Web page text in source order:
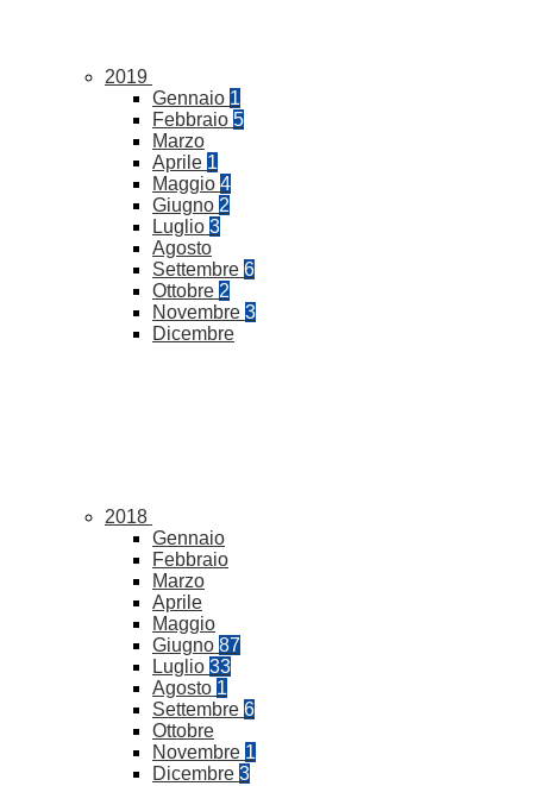
2019
Gennaio 1
Febbraio 5
Marzo
Aprile 1
Maggio 4
Giugno 2
Luglio 3
Agosto
Settembre 6
Ottobre 2
Novembre 3
Dicembre
2018
Gennaio
Febbraio
Marzo
Aprile
Maggio
Giugno 87
Luglio 33
Agosto 1
Settembre 6
Ottobre
Novembre 1
Dicembre 3